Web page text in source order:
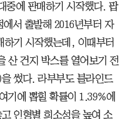
중에 판매하기 시작했다. 팝
서 출발해 2016년부터 자
하기 시작했는데, 이때부터
산 건지 박스를 열어보기 전
썼다. 라부부도 블라인드
기에 뽑힐 확률이 1.39%에
인형별 희소성을 높여 소